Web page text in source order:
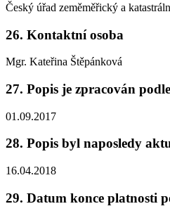
Český úřad zeměměřický a
26. Kontaktní osoba
Mgr. Kateřina Štěpánková
27. Popis je zpracován
01.09.2017
28. Popis byl naposledy
16.04.2018
29. Datum konce platnosti